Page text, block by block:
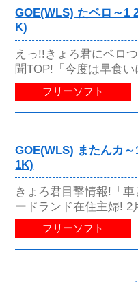
GOE(WLS) たベロ～1
K)
えっ!!きょろ君にベロ
聞TOP!「今度は早食
フリーソフト
GOE(WLS) またんカ
1K)
きょろ君目撃情報!「
ードランド在住主婦! 2
フリーソフト